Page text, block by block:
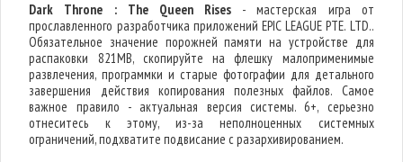
Dark Throne : The Queen Rises - мастерская игра от
прославленного разработчика приложений EPIC LEAGUE PTE. LTD..
Обязательное значение порожней памяти на устройстве для
распаковки 821MB, скопируйте на флешку малоприменимые
развлечения, программки и старые фотографии для детального
завершения действия копирования полезных файлов. Самое
важное правило - актуальная версия системы. 6+, серьезно
отнеситесь к этому, из-за неполноценных системных
ограничений, подхватите подвисание с разархивированием.